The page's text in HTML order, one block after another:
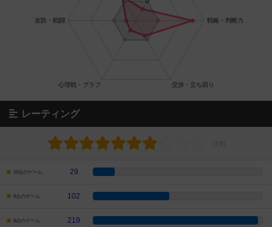
レーティング
10点のゲーム 29
9点のゲーム 102
8点のゲーム 219